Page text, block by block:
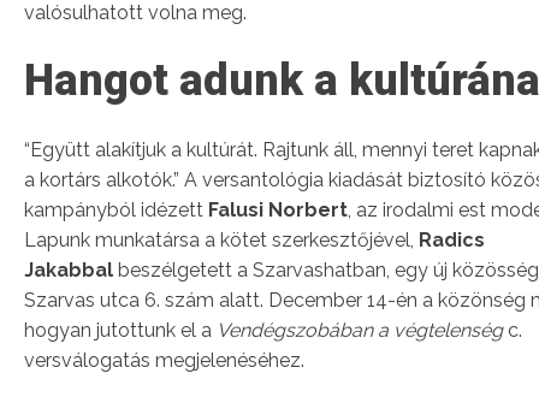
valósulhatott volna meg.
Hangot adunk a
“Együtt alakítjuk a kultúrát. Rajtunk áll, mennyi teret
a kortárs alkotók.” A versantológia kiadását biztosító
kampányból idézett Falusi Norbert, az irodalmi est
Lapunk munkatársa a kötet szerkesztőjével, Radics
Jakabbal beszélgetett a Szarvashatban, egy új
Szarvas utca 6. szám alatt. December 14-én a közönség
hogyan jutottunk el a Vendégszobában a végtelenségc.
versválogatás megjelenéséhez.